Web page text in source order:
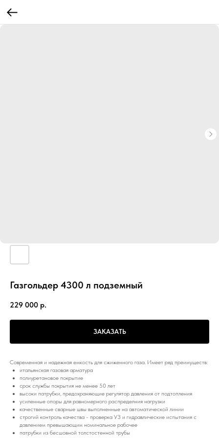
Газгольдер 4300 л подземный
229 000 р.
ЗАКАЗАТЬ
Современная и надежная емкость для сжиженного газа. Имеет ряд преимуществ:
итальянская газовая арматура
полиуретановое покрытие
срок службы покрытия не менее 50 лет
высоки патрубки, предохраняющие регулятор давления от подтопления
усиленные опоры для равномерного распределния нагрузки
качественные сварные швы выполненные на автоматической линии
строгий контроль качества - проверка УЗ и гидравлические испытания с
давлением превышающим номинальное рабочее
патрубки из бесшовной толстостенной трубы